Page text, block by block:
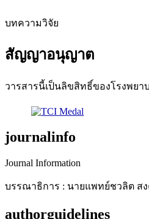
บทความวิจัย
สัญญาอนุญาต
วารสารนี้เป็นลิขสิทธิ์ของโรงพยา
journalinfo
Journal Information
บรรณาธิการ : นายแพทย์ชวลิต ส
authorguidelines